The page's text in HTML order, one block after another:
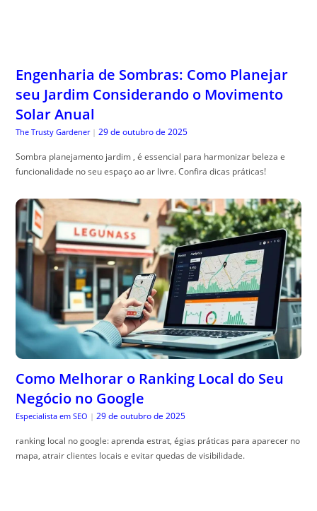
Engenharia de Sombras: Como Planejar
seu Jardim Considerando o Movimento
Solar Anual
The Trusty Gardener | 29 de outubro de 2025
Sombra planejamento jardim , é essencial para harmonizar beleza e
funcionalidade no seu espaço ao ar livre. Confira dicas práticas!
Como Melhorar o Ranking Local do Seu
Negócio no Google
Especialista em SEO | 29 de outubro de 2025
ranking local no google: aprenda estrat, égias práticas para aparecer no
mapa, atrair clientes locais e evitar quedas de visibilidade.